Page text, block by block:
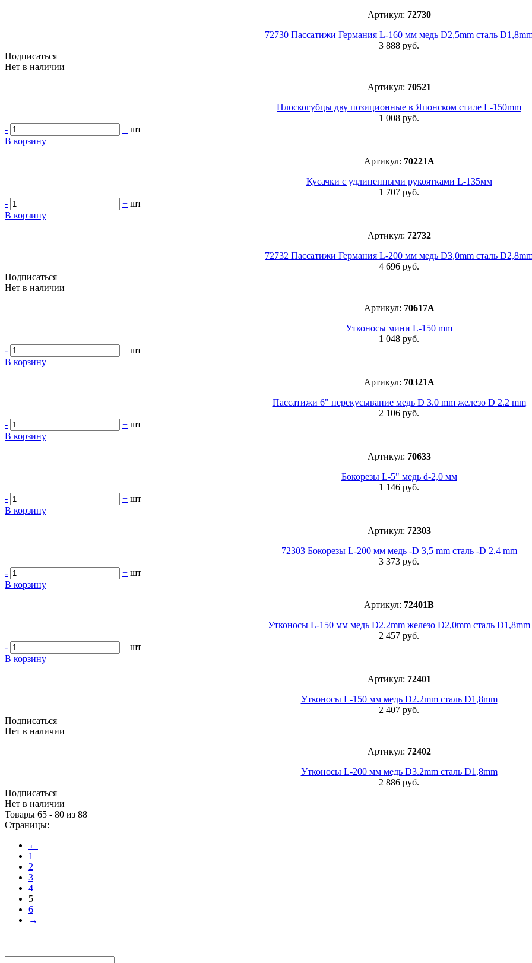
Артикул: 72730
72730 Пассатижи Германия L-160 мм медь D2,5mm сталь
3 888 руб.
Подписаться
Нет в наличии
Артикул: 70521
Плоскогубцы дву позиционные в Японском стиле L-150mm
1 008 руб.
-
+ шт
В корзину
Артикул: 70221A
Кусачки с удлиненными рукоятками L-135мм
1 707 руб.
-
+ шт
В корзину
Артикул: 72732
72732 Пассатижи Германия L-200 мм медь D3,0mm сталь
4 696 руб.
Подписаться
Нет в наличии
Артикул: 70617A
Утконосы мини L-150 mm
1 048 руб.
-
+ шт
В корзину
Артикул: 70321A
Пассатижи 6" перекусывание медь D 3.0 mm железо D 2.2 mm
2 106 руб.
-
+ шт
В корзину
Артикул: 70633
Бокорезы L-5" медь d-2,0 мм
1 146 руб.
-
+ шт
В корзину
Артикул: 72303
72303 Бокорезы L-200 мм медь -D 3,5 mm сталь -D 2.4 mm
3 373 руб.
-
+ шт
В корзину
Артикул: 72401B
Утконосы L-150 мм медь D2.2mm железо D2,0mm сталь D1,8mm
2 457 руб.
-
+ шт
В корзину
Артикул: 72401
Утконосы L-150 мм медь D2.2mm сталь D1,8mm
2 407 руб.
Подписаться
Нет в наличии
Артикул: 72402
Утконосы L-200 мм медь D3.2mm сталь D1,8mm
2 886 руб.
Подписаться
Нет в наличии
Товары 65 - 80 из 88
Страницы:
←
1
2
3
4
5
6
→